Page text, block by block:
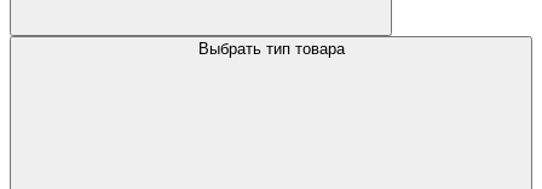
Выбрать тип товара